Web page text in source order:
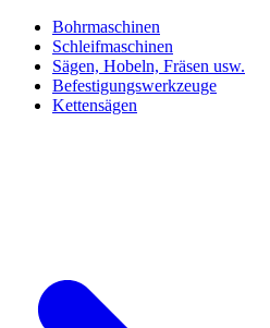
Bohrmaschinen
Schleifmaschinen
Sägen, Hobeln, Fräsen usw.
Befestigungswerkzeuge
Kettensägen